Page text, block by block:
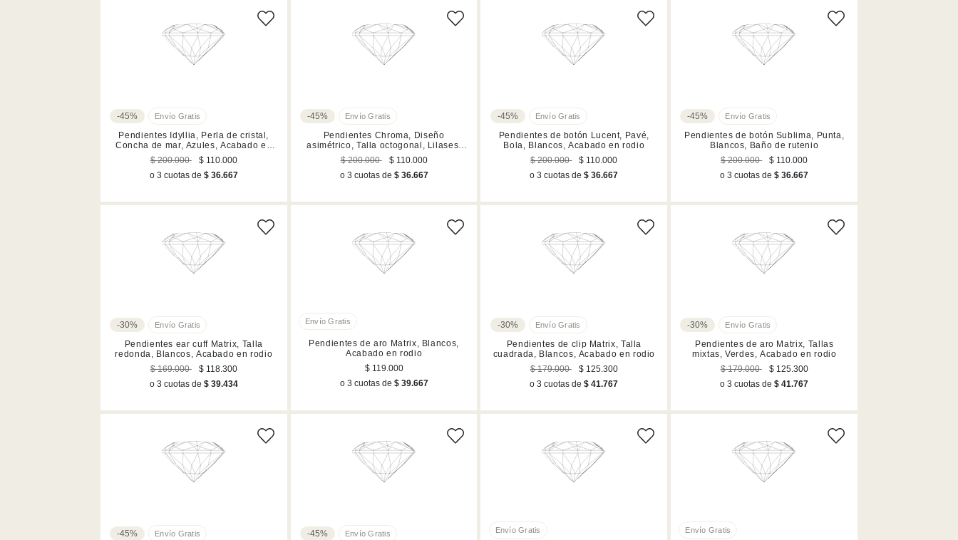
-45%
Pendientes Idyllia, Perla de cristal,
Concha de mar, Azules, Acabado en
rodio
$ 200.000
$ 110.000
o 3 cuotas de $ 36.667
-45%
Pendientes Chroma, Diseño
asimétrico, Talla octogonal, Lilases,
Acabado en tono oro
$ 200.000
$ 110.000
o 3 cuotas de $ 36.667
-45%
Pendientes de botón Lucent, Pavé,
Bola, Blancos, Acabado en rodio
$ 200.000
$ 110.000
o 3 cuotas de$ 36.667
-45%
Pendientes de botón Sublima, Punta,
Blancos, Baño de rutenio
$ 200.000
$ 110.000
o 3 cuotas de$ 36.667
-30%
Pendientes ear cuff Matrix, Talla
redonda, Blancos, Acabado en rodio
$ 169.000
$ 118.300
o 3 cuotas de $ 39.434
Pendientes de aro Matrix, Blancos,
Acabado en rodio
$ 119.000
o 3 cuotas de $ 39.667
-30%
Pendientes de clip Matrix, Talla
cuadrada, Blancos, Acabado en rodio
$ 179.000
$ 125.300
o 3 cuotas de$ 41.767
-30%
Pendientes de aro Matrix, Tallas
mixtas, Verdes, Acabado en rodio
$ 179.000
$ 125.300
o 3 cuotas de$ 41.767
-45%
-45%